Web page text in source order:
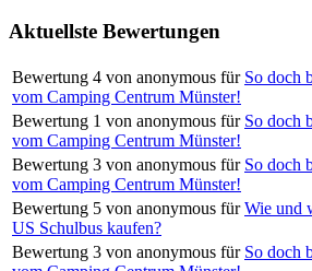
Aktuellste Bewertungen
Bewertung 4 von anonymous für So doch
vom Camping Centrum Münster!
Bewertung 1 von anonymous für So doch
vom Camping Centrum Münster!
Bewertung 3 von anonymous für So doch
vom Camping Centrum Münster!
Bewertung 5 von anonymous für Wie und
US Schulbus kaufen?
Bewertung 3 von anonymous für So doch